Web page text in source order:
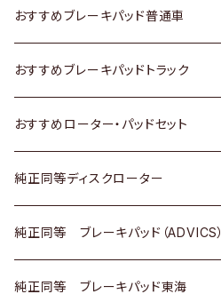
日産
いすゞ
ダイハツ
マツダ
三菱
スバル
スズキ
日産
いすゞ
ダイハツ
マツダ
三菱
スズキ
日産
いすゞ
ダイハツ
三菱
日野
トヨタ
ホンダ
スズキ
日産
ダイハツ
マツダ
おすすめブレーキパッド普通車
トヨタ
ホンダ
スズキ
日産
いすゞ
おすすめブレーキパッドトラック
トヨタ
日産
いすゞ
ダイハツ
おすすめローター・パッドセット
トヨタ
ホンダ
スズキ
純正同等ディスクローター
トヨタ
ホンダ
純正同等 ブレーキパッド（ADVICS）
トヨタ
純正同等 ブレーキパッド東海